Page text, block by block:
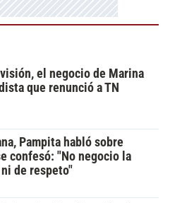
el negocio de Marina
que renunció a TN
Pampita habló sobre
confesó: "No negocio la
de respeto"